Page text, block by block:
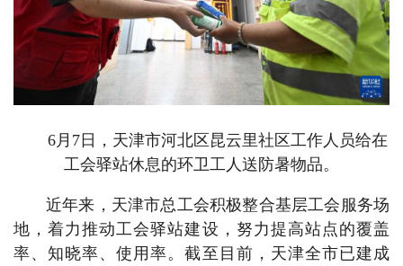
6月7日，天津市河北区昆云里社区工作人员给在
工会驿站休息的环卫工人送防暑物品。
近年来，天津市总工会积极整合基层工会服务场
地，着力推动工会驿站建设，努力提高站点的覆盖
率、知晓率、使用率。截至目前，天津全市已建成